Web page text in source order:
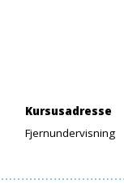
Kursusadresse
Fjernundervisning